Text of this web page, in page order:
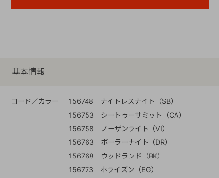
基本情報
コード／カラー
156748 ナイトレスナイト（SB）
156753 シートゥーサミット（CA）
156758 ノーザンライト（VI）
156763 ポーラーナイト（DR）
156768 ウッドランド（BK）
156773 ホライズン（EG）